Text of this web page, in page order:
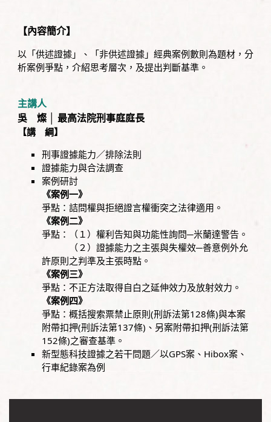
【內容簡介】
以「供述證據」、「非供述證據」經典案例數則為題材，分
析案例爭點，介紹思考層次，及提出判斷基準。
主講人
吳 燦 │ 最高法院刑事庭庭長
【講 綱】
刑事證據能力／排除法則
證據能力與合法調查
案例研討
《案例一》
爭點：詰問權與拒絕證言權衝突之法律適用。
《案例二》
爭點：（１）權利告知與功能性詢問─米蘭達警告。
（２）證據能力之主張與失權效─善意例外允
許原則之判準及主張時點。
《案例三》
爭點：不正方法取得自白之延伸效力及放射效力。
《案例四》
爭點：概括搜索票禁止原則(刑訴法第128條)與本案
附帶扣押(刑訴法第137條)、另案附帶扣押(刑訴法第
152條)之審查基準。
新型態科技證據之若干問題／以GPS案、Hibox案、
行車紀錄案為例